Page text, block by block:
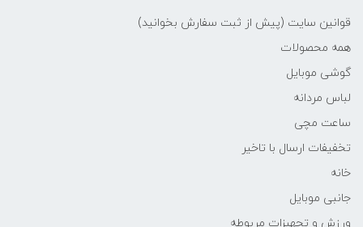
قوانین سایت (پیش از ثبت سفارش بخوانید)
همه محصولات
گوشی موبایل
لباس مردانه
ساعت مچی
تخفیفات ارسال با تاخیر
خانه
جانبی موبایل
ورزش و تجهیزات مربوطه